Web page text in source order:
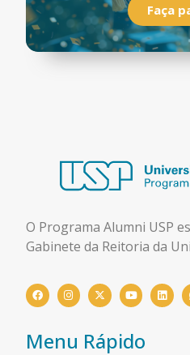
Faça
O Programa Alumni USP
Gabinete da Reitoria da
Menu Rápido